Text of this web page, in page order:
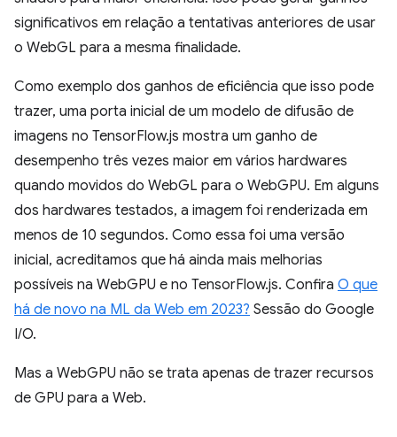
significativos em relação a tentativas anteriores de usar
o WebGL para a mesma finalidade.
Como exemplo dos ganhos de eficiência que isso pode
trazer, uma porta inicial de um modelo de difusão de
imagens no TensorFlow.js mostra um ganho de
desempenho três vezes maior em vários hardwares
quando movidos do WebGL para o WebGPU. Em alguns
dos hardwares testados, a imagem foi renderizada em
menos de 10 segundos. Como essa foi uma versão
inicial, acreditamos que há ainda mais melhorias
possíveis na WebGPU e no TensorFlow.js. Confira O que
há de novo na ML da Web em 2023? Sessão do Google
I/O.
Mas a WebGPU não se trata apenas de trazer recursos
de GPU para a Web.